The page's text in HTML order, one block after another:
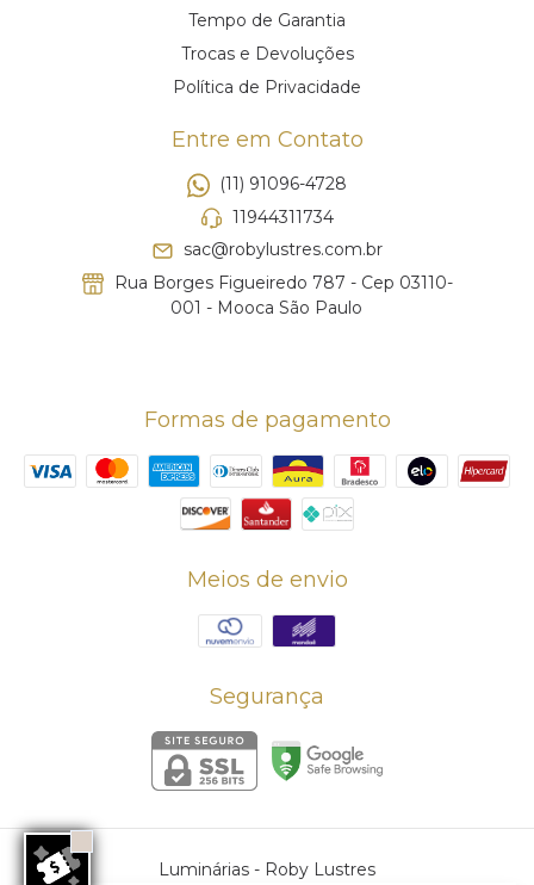
Tempo de Garantia
Trocas e Devoluções
Política de Privacidade
Entre em Contato
(11) 91096-4728
11944311734
sac@robylustres.com.br
Rua Borges Figueiredo 787 - Cep 03110-
001 - Mooca São Paulo
Formas de pagamento
Meios de envio
Segurança
Luminárias - Roby Lustres